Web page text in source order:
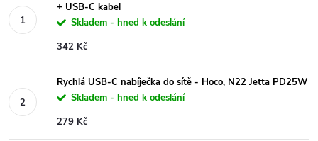
+ USB-C kabel
Skladem - hned k odeslání
342 Kč
Rychlá USB-C nabíječka do sítě - Hoco, N22 Jetta PD25W
Skladem - hned k odeslání
279 Kč